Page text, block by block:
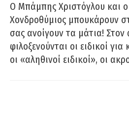
O Μπάμπης Χριστόγλου και
Χονδροθύμιος μπουκάρουν
σας ανοίγουν τα μάτια! Στον
φιλοξενούνται οι ειδικοί
οι «αληθινοί ειδικοί», οι